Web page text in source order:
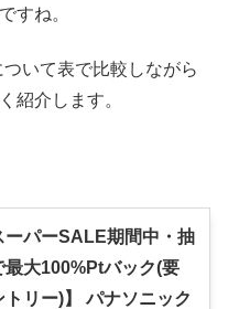
すね。
いて表で比較しながら
紹介します。
ーパーSALE期間中・抽
最大100%Ptバック(要
トリー)】 パナソニック